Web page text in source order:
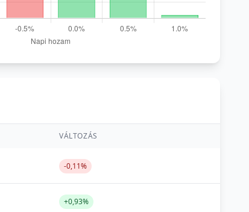
VÁLTOZÁS
-0,11%
+0,93%